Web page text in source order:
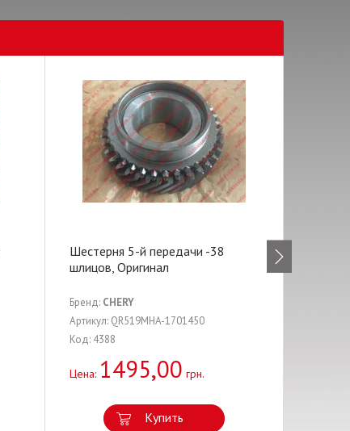
Шестерня 5-й передачи -38
шлицов, Оригинал
Бренд: CHERY
Артикул: QR519MHA-1701450
Код: 4388
Цена: 1495,00 грн.
Купить